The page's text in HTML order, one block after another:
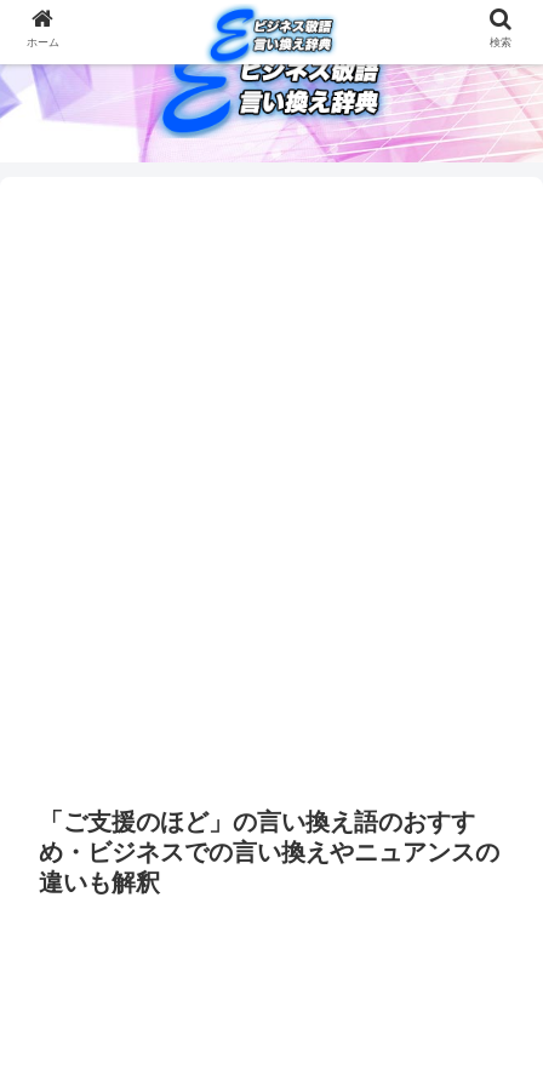
「ご支援のほど」の言い換え語のおすす
め・ビジネスでの言い換えやニュアンスの
違いも解釈
ホーム 検索